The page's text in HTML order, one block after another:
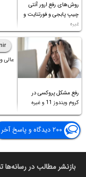
روش‌های رفع ارور آنتی
چیپ پابجی و فورتنایت و
غیره
رفع مشکل پروکسی در
کروم ویندوز 11 و غیره
عالی
۲۰۰ دیدگاه و پاسخ آخر
بازنشر مطالب در رسانه‌ها